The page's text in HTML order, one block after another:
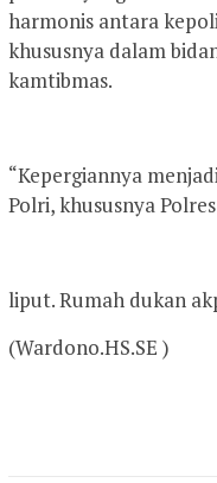
harmonis antara
khususnya dalam
kamtibmas.
“Kepergiannya
Polri, khususnya
liput. Rumah dukan
(Wardono.HS.SE )